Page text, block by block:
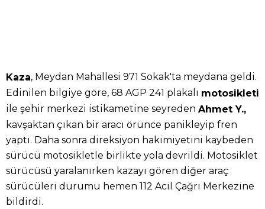
Kaza, Meydan Mahallesi 971 Sokak'ta meydana geldi.
Edinilen bilgiye göre, 68 AGP 241 plakalı motosikleti
ile şehir merkezi istikametine seyreden Ahmet Y.,
kavşaktan çıkan bir aracı örünce panikleyip fren
yaptı. Daha sonra direksiyon hakimiyetini kaybeden
sürücü motosikletle birlikte yola devrildi. Motosiklet
sürücüsü yaralanırken kazayı gören diğer araç
sürücüleri durumu hemen 112 Acil Çağrı Merkezine
bildirdi.